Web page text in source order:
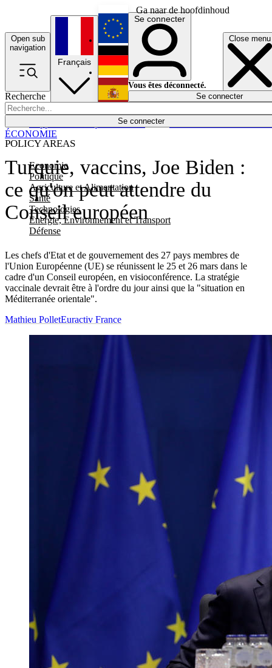
Ga naar de hoofdinhoud
Open sub
navigation
Close menu
Recherche
Se connecter
POLICY AREAS
Economie
Politique
Agriculture et Alimentation
Santé
Technologies
Energie, Environnement et Transport
Défense
Économie
Français
English
Deutsch
Español
Se connecter
Vous êtes déconnecté.
Se connecter
Turquie, vaccins, Joe Biden :
ce qu'on peut attendre du
Conseil européen
Les chefs d'Etat et de gouvernement des 27 pays membres de
l'Union Européenne (UE) se réunissent le 25 et 26 mars dans le
cadre d'un Conseil européen, en visioconférence. La stratégie
vaccinale devrait être à l'ordre du jour ainsi que la "situation en
Méditerranée orientale".
ÉCONOMIE
Mathieu PolletEuractiv France